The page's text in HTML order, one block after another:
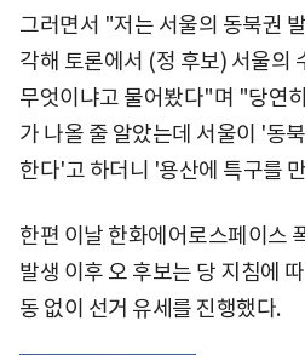
그러면서 "저는 서울의 동북권
각해 토론에서 (정 후보) 서울의
무엇이냐고 물어봤다"며 "당연
가 나올 줄 알았는데 서울이 '동
한다'고 하더니 '용산에 특구를
한편 이날 한화에어로스페이스
발생 이후 오 후보는 당 지침에
동 없이 선거 유세를 진행했다.